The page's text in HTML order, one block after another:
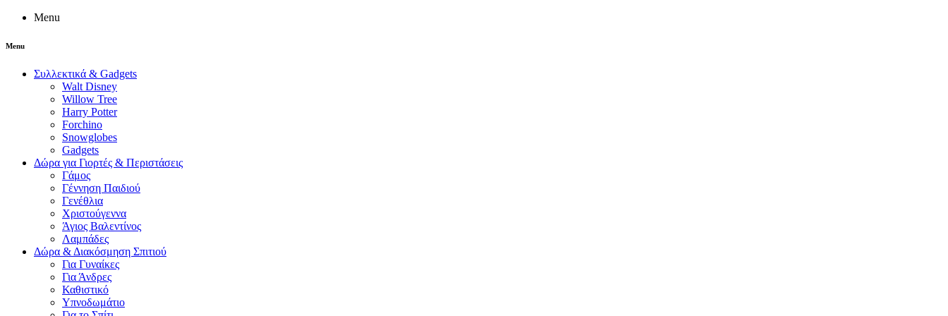
Menu
Menu
Συλλεκτικά & Gadgets
Walt Disney
Willow Tree
Harry Potter
Forchino
Snowglobes
Gadgets
Δώρα για Γιορτές & Περιστάσεις
Γάμος
Γέννηση Παιδιού
Γενέθλια
Χριστούγεννα
Άγιος Βαλεντίνος
Λαμπάδες
Δώρα & Διακόσμηση Σπιτιού
Για Γυναίκες
Για Άνδρες
Καθιστικό
Υπνοδωμάτιο